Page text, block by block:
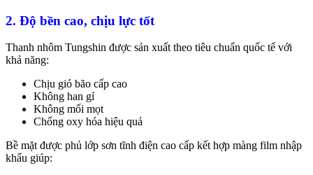
2. Độ bền cao, chịu lực tốt
Thanh nhôm Tungshin được sản xuất theo tiêu chuẩn quốc tế với
khả năng:
Chịu gió bão cấp cao
Không han gỉ
Không mối mọt
Chống oxy hóa hiệu quả
Bề mặt được phủ lớp sơn tĩnh điện cao cấp kết hợp màng film nhập
khẩu giúp: